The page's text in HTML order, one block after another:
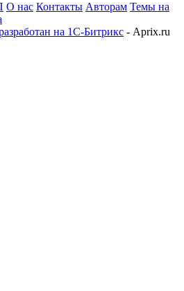
О нас Контакты Авторам Темы на
на 1С-Битрикс - Aprix.ru